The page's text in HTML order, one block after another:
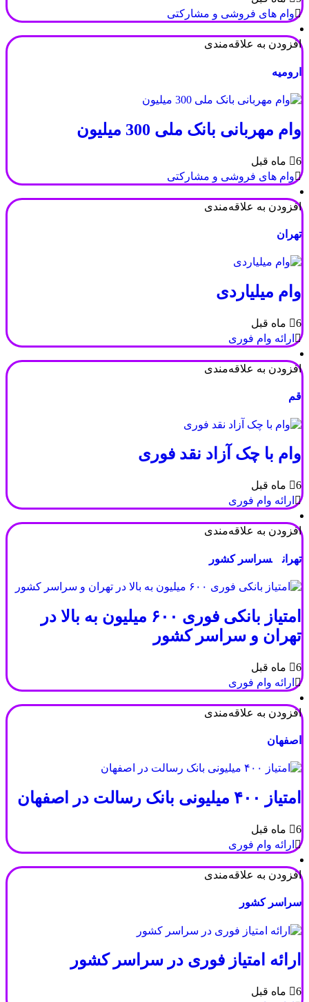
وام های فروشی و مشارکتی
افزودن به علاقه‌مندی
ارومیه
وام مهربانی بانک ملی 300 میلیون
6 ماه قبل
وام های فروشی و مشارکتی
افزودن به علاقه‌مندی
تهران
وام میلیاردی
6 ماه قبل
ارائه وام فوری
افزودن به علاقه‌مندی
قم
وام با چک آزاد نقد فوری
6 ماه قبل
ارائه وام فوری
افزودن به علاقه‌مندی
تهران سراسر کشور
امتیاز بانکی فوری ۶۰۰ میلیون به بالا در
تهران و سراسر کشور
6 ماه قبل
ارائه وام فوری
افزودن به علاقه‌مندی
اصفهان
امتیاز ۴۰۰ میلیونی بانک رسالت در اصفهان
6 ماه قبل
ارائه وام فوری
افزودن به علاقه‌مندی
سراسر کشور
ارائه امتیاز فوری در سراسر کشور
6 ماه قبل